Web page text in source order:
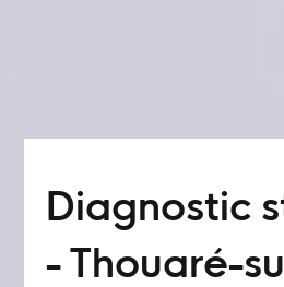
Diagnostic
- Thouaré-